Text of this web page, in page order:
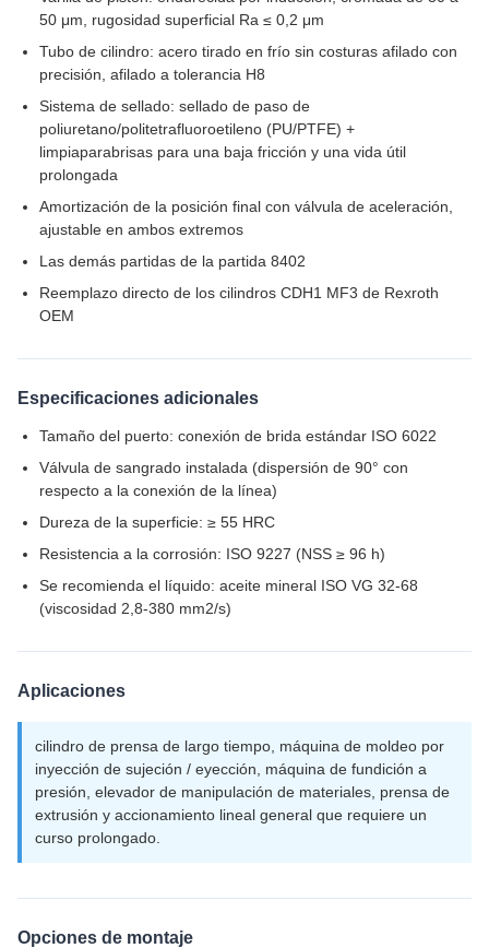
50 μm, rugosidad superficial Ra ≤ 0,2 μm
Tubo de cilindro: acero tirado en frío sin costuras afilado con
precisión, afilado a tolerancia H8
Sistema de sellado: sellado de paso de
poliuretano/politetrafluoroetileno (PU/PTFE) +
limpiaparabrisas para una baja fricción y una vida útil
prolongada
Amortización de la posición final con válvula de aceleración,
ajustable en ambos extremos
Las demás partidas de la partida 8402
Reemplazo directo de los cilindros CDH1 MF3 de Rexroth
OEM
Especificaciones adicionales
Tamaño del puerto: conexión de brida estándar ISO 6022
Válvula de sangrado instalada (dispersión de 90° con
respecto a la conexión de la línea)
Dureza de la superficie: ≥ 55 HRC
Resistencia a la corrosión: ISO 9227 (NSS ≥ 96 h)
Se recomienda el líquido: aceite mineral ISO VG 32-68
(viscosidad 2,8-380 mm2/s)
Aplicaciones
cilindro de prensa de largo tiempo, máquina de moldeo por
inyección de sujeción / eyección, máquina de fundición a
presión, elevador de manipulación de materiales, prensa de
extrusión y accionamiento lineal general que requiere un
curso prolongado.
Opciones de montaje